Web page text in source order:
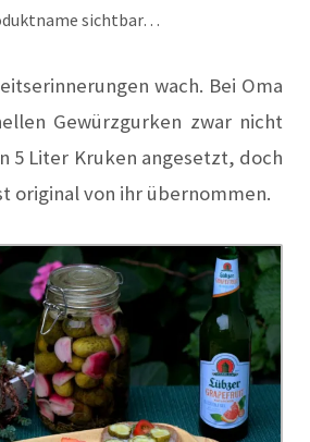
sichtbar…
wach. Bei Oma
Gewürzgurken zwar nicht
5 Liter Kruken angesetzt, doch
original von ihr übernommen.